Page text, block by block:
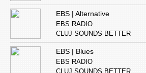
EBS | Alternative
EBS RADIO
CLUJ SOUNDS BETTER
EBS | Blues
EBS RADIO
CLUJ SOUNDS BETTER